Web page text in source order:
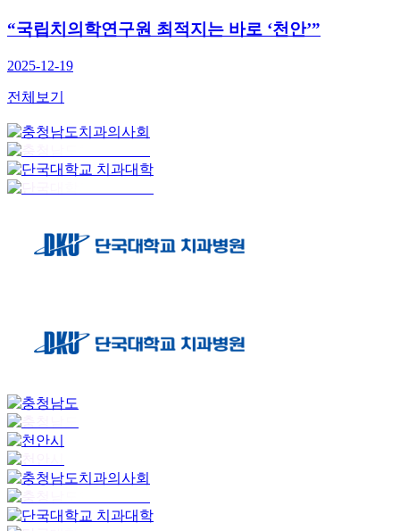
“국립치의학연구원 최적지는 바로 ‘천안’”
2025-12-19
전체보기